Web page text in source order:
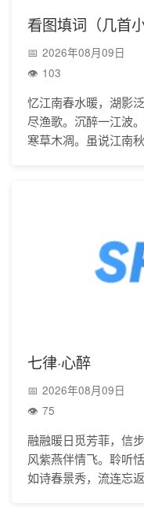
看图填词（几首小
2026年08月09日
103
忆江南春水暖，湖影
尽渔歌。沉醉一江波
寒草木凋。虽说江南
七律·心醉
2026年08月09日
75
融融暖日觅芳菲，信
风紫燕伴情飞。聆听
如诗春景秀，流连忘返